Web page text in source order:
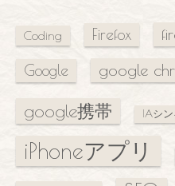
Coding Firefox
Google google
google携帯 IAシ
iPhoneアプリ